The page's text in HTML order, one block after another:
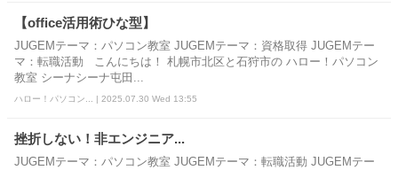
【office活用術ひな型】
JUGEMテーマ：パソコン教室 JUGEMテーマ：資格取得 JUGEMテー
マ：転職活動 こんにちは！ 札幌市北区と石狩市の ハロー！パソコン
教室 シーナシーナ屯田...
ハロー！パソコン... | 2025.07.30 Wed 13:55
挫折しない！非エンジニア...
JUGEMテーマ：パソコン教室 JUGEMテーマ：転職活動 JUGEMテー